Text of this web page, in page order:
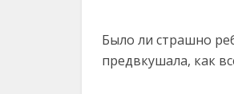
Было ли страшно
предвкушала, как